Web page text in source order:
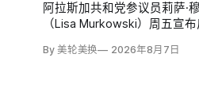
阿拉斯加共和党参议员莉萨·
（Lisa Murkowski）周五宣
Blanche），称他无法遏制特
By 美轮美换 2026年8月7日